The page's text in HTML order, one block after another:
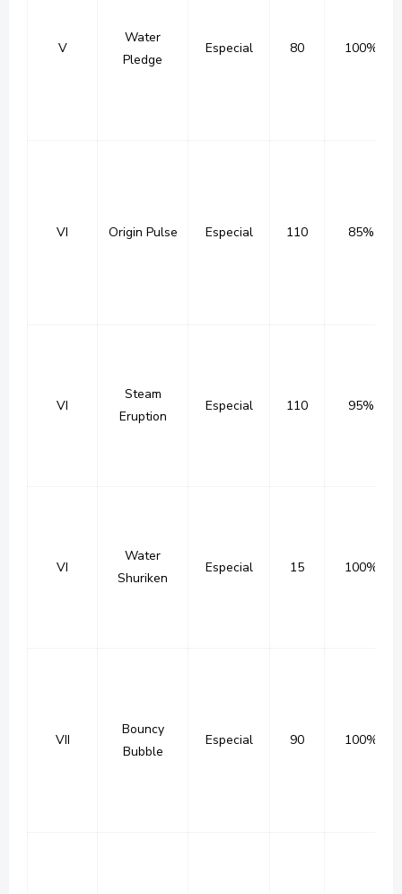
V
Water
Pledge
Especial 80 100%
VI Origin Pulse Especial 110 85%
VI
Steam
Eruption
Especial 110 95%
VI
Water
Shuriken
Especial 15 100%
VII
Bouncy
Bubble
Especial 90 100%